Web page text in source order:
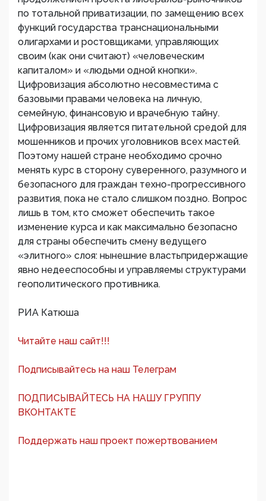
по тотальной приватизации, по замещению всех
функций государства транснациональными
олигархами и ростовщиками, управляющих
своим (как они считают) «человеческим
капиталом» и «людьми одной кнопки».
Цифровизация абсолютно несовместима с
базовыми правами человека на личную,
семейную, финансовую и врачебную тайну.
Цифровизация является питательной средой для
мошенников и прочих уголовников всех мастей.
Поэтому нашей стране необходимо срочно
менять курс в сторону суверенного, разумного и
безопасного для граждан техно-прогрессивного
развития, пока не стало слишком поздно. Вопрос
лишь в том, кто сможет обеспечить такое
изменение курса и как максимально безопасно
для страны обеспечить смену ведущего
«элитного» слоя: нынешние властьпридержащие
явно недееспособны и управляемы структурами
геополитического противника.
РИА Катюша
Читайте наш сайт!!!
Подписывайтесь на наш Телеграм
ПОДПИСЫВАЙТЕСЬ НА НАШУ ГРУППУ
ВКОНТАКТЕ
Поддержать наш проект пожертвованием